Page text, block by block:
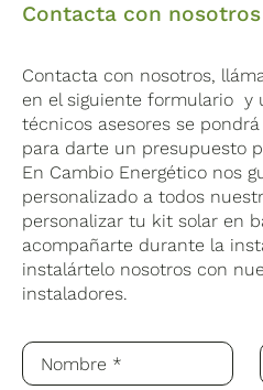
Contacta con nosotros
Contacta con nosotros,
en el siguiente formulario y
técnicos asesores se
para darte un presupuesto
En Cambio Energético nos
personalizado a todos
personalizar tu kit solar en
acompañarte durante la
instalártelo nosotros con
instaladores.